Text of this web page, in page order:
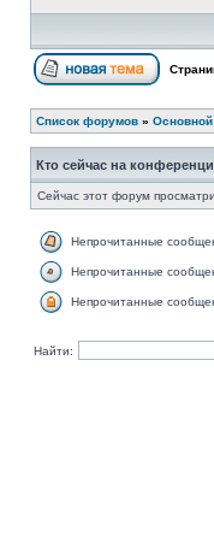
Список форумов »
Кто сейчас на
Сейчас этот форум
Непрочитанные
Непрочитанные
Непрочитанные
Найти: